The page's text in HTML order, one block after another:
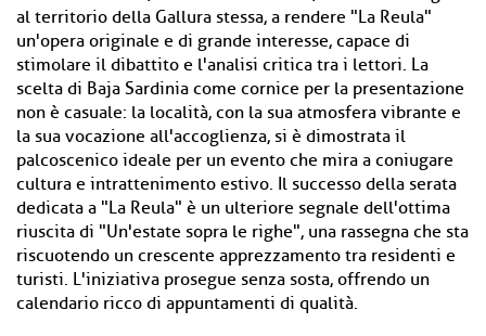
al territorio della Gallura stessa, a rendere "La Reula"
un'opera originale e di grande interesse, capace di
stimolare il dibattito e l'analisi critica tra i lettori. La
scelta di Baja Sardinia come cornice per la presentazione
non è casuale: la località, con la sua atmosfera vibrante e
la sua vocazione all'accoglienza, si è dimostrata il
palcoscenico ideale per un evento che mira a coniugare
cultura e intrattenimento estivo. Il successo della serata
dedicata a "La Reula" è un ulteriore segnale dell'ottima
riuscita di "Un'estate sopra le righe", una rassegna che sta
riscuotendo un crescente apprezzamento tra residenti e
turisti. L'iniziativa prosegue senza sosta, offrendo un
calendario ricco di appuntamenti di qualità.